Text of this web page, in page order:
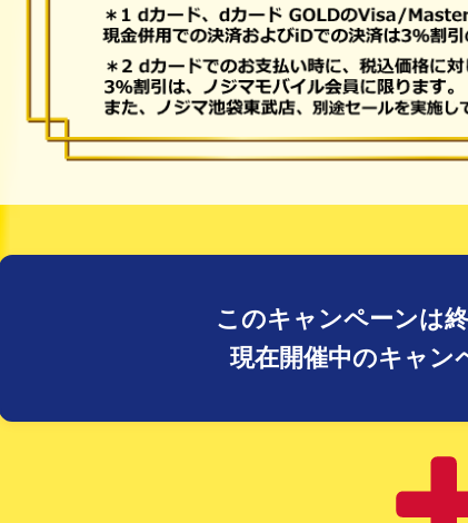
このキャンペーンは
現在開催中のキャン